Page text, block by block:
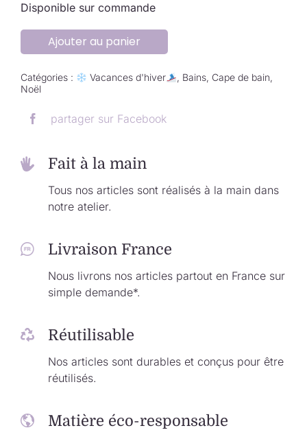
Disponible sur commande
Ajouter au panier
Catégories : Vacances d'hiver , Bains, Cape de bain,
Noël
partager sur Facebook
Fait à la main
Tous nos articles sont réalisés à la main dans
notre atelier.
Livraison France
Nous livrons nos articles partout en France sur
simple demande*.
Réutilisable
Nos articles sont durables et conçus pour être
réutilisés.
Matière éco-responsable